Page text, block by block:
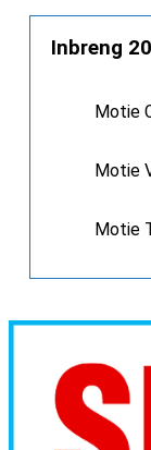
Inbreng
Motie
Motie
Motie